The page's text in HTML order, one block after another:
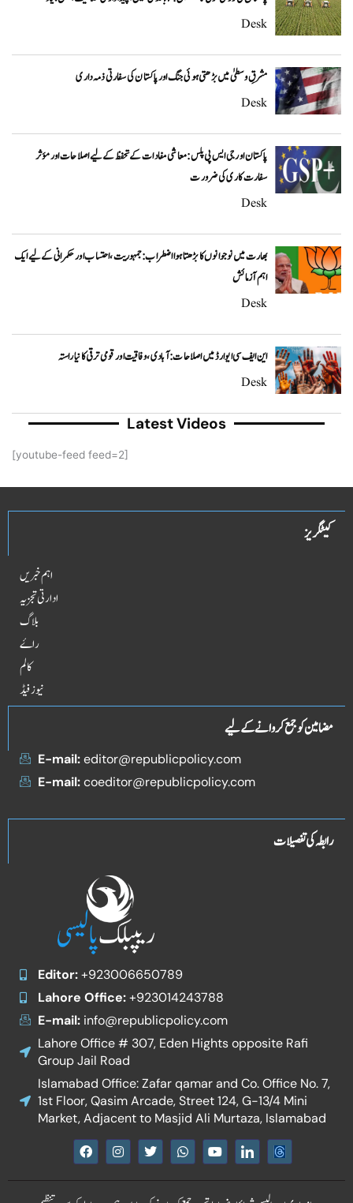
Desk
مشرقِ وسطیٰ میں بڑھتی ہوئی جنگ اور پاکستان کی سفارتی ذمہ داری
Desk
پاکستان اور جی ایس پی پلس: معاشی مفادات کے تحفظ کے لیے اصلاحات اور مؤثر
سفارت کاری کی ضرورت
Desk
بھارت میں نوجوانوں کا بڑھتا ہوا اضطراب: جمہوریت، احتساب اور حکمرانی کے لیے ایک
اہم آزمائش
Desk
این ایف سی ایوارڈ میں اصلاحات: آبادی، وفاقیت اور قومی ترقی کا نیا راستہ
Desk
Latest Videos
[youtube-feed feed=2]
کیٹگریز
اہم خبریں
ادارتی تجزیہ
بلاگ
راۓ
کالم
نیوز فیڈ
مضامین کو جمع کروانے کے لیے
E-mail:editor@republicpolicy.com
E-mail:coeditor@republicpolicy.com
رابطہ کی تفصیلات
Editor:+923006650789
Lahore Office:+923014243788
E-mail:info@republicpolicy.com
Lahore Office # 307, Eden Hights opposite Rafi
Group Jail Road
Islamabad Office: Zafar qamar and Co. Office No. 7,
1st Floor, Qasim Arcade, Street 124, G-13/4 Mini
Market, Adjacent to Masjid Ali Murtaza, Islamabad
F
a
e
I
n
t
T
w
t
t
W
h
t
s
Y
o
t
I
c
n
-